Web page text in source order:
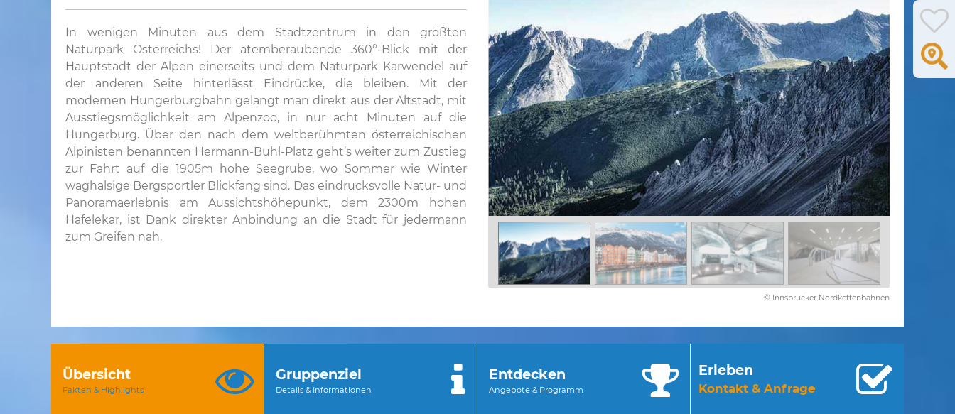
In wenigen Minuten aus dem Stadtzentrum in den größten
Naturpark Österreichs! Der atemberaubende 360°-Blick mit der
Hauptstadt der Alpen einerseits und dem Naturpark Karwendel auf
der anderen Seite hinterlässt Eindrücke, die bleiben. Mit der
modernen Hungerburgbahn gelangt man direkt aus der Altstadt, mit
Ausstiegsmöglichkeit am Alpenzoo, in nur acht Minuten auf die
Hungerburg. Über den nach dem weltberühmten österreichischen
Alpinisten benannten Hermann-Buhl-Platz geht’s weiter zum Zustieg
zur Fahrt auf die 1905m hohe Seegrube, wo Sommer wie Winter
waghalsige Bergsportler Blickfang sind. Das eindrucksvolle Natur- und
Panoramaerlebnis am Aussichtshöhepunkt, dem 2300m hohen
Hafelekar, ist Dank direkter Anbindung an die Stadt für jedermann
zum Greifen nah.
© Innsbrucker Nordkettenbahnen
Übersicht
Fakten & Highlights
Gruppenziel
Details & Informationen
Entdecken
Angebote & Programm
Erleben
Kontakt & Anfrage